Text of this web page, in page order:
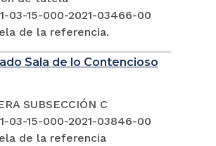
03-15-000-2021-03466-00
de la referencia.
Sala de lo Contencioso
SUBSECCIÓN C
03-15-000-2021-03846-00
de la referencia